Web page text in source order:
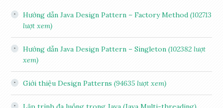
Hướng dẫn Java Design Pattern – Factory Method(102713
lượt xem)
Hướng dẫn Java Design Pattern – Singleton(102382 lượt
xem)
Giới thiệu Design Patterns(94635 lượt xem)